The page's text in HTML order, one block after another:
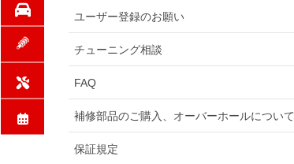
ユーザー登録のお願い
チューニング相談
FAQ
補修部品のご購入、オーバーホールについて
保証規定